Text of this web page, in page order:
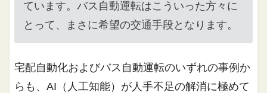
ています。バス自動運転はこういった方々に
とって、まさに希望の交通手段となります。
宅配自動化およびバス自動運転のいずれの事例か
らも、AI（人工知能）が人手不足の解消に極めて